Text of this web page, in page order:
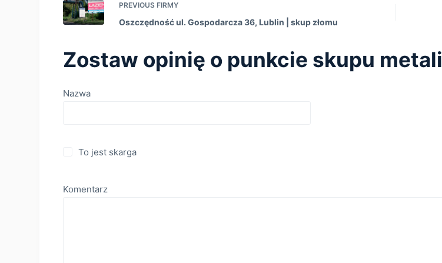
PREVIOUS FIRMY
Oszczędność ul. Gospodarcza 36, Lublin | skup złomu
Zostaw opinię o punkcie skupu metali
Nazwa
To jest skarga
Komentarz